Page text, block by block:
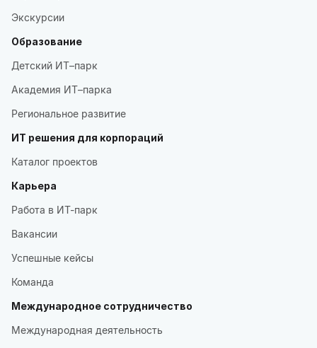
Экскурсии
Образование
Детский ИТ–парк
Академия ИТ–парка
Региональное развитие
ИТ решения для корпораций
Каталог проектов
Карьера
Работа в ИТ-парк
Вакансии
Успешные кейсы
Команда
Международное сотрудничество
Международная деятельность